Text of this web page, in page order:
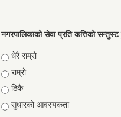
नगरपालिकाको सेवा प्रति कत्तिको
Choices
धेरै राम्रो
राम्रो
ठिकै
सुधारको आवस्यकता